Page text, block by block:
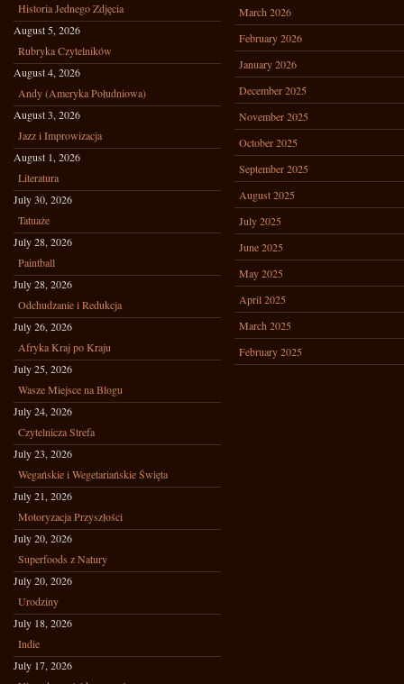
Historia Jednego Zdjęcia
August 5, 2026
Rubryka Czytelników
August 4, 2026
Andy (Ameryka Południowa)
August 3, 2026
Jazz i Improwizacja
August 1, 2026
Literatura
July 30, 2026
Tatuaże
July 28, 2026
Paintball
July 28, 2026
Odchudzanie i Redukcja
July 26, 2026
Afryka Kraj po Kraju
July 25, 2026
Wasze Miejsce na Blogu
July 24, 2026
Czytelnicza Strefa
July 23, 2026
Wegańskie i Wegetariańskie Święta
July 21, 2026
Motoryzacja Przyszłości
July 20, 2026
Superfoods z Natury
July 20, 2026
Urodziny
July 18, 2026
Indie
July 17, 2026
March 2026
February 2026
January 2026
December 2025
November 2025
October 2025
September 2025
August 2025
July 2025
June 2025
May 2025
April 2025
March 2025
February 2025